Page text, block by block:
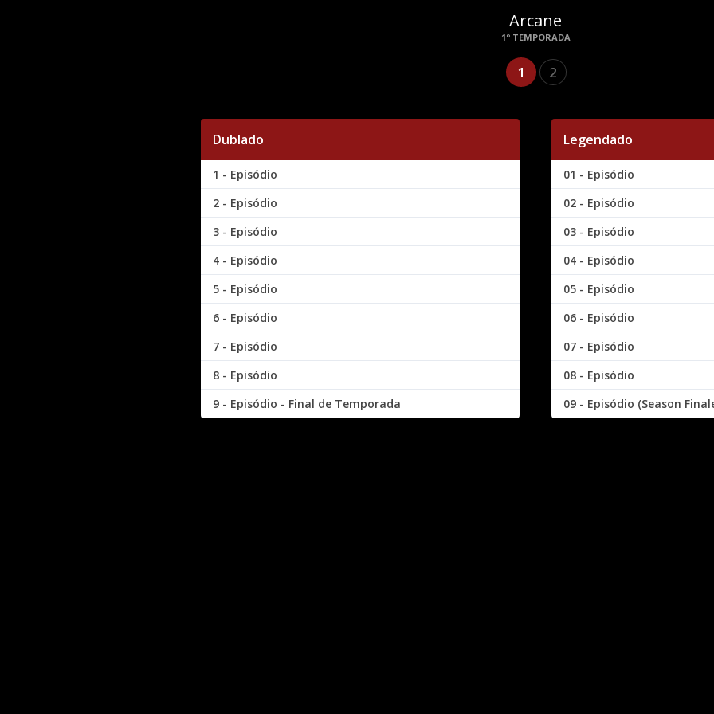
Arcane
1º TEMPORADA
1 2
Dublado
1 - Episódio
2 - Episódio
3 - Episódio
4 - Episódio
5 - Episódio
6 - Episódio
7 - Episódio
8 - Episódio
9 - Episódio - Final de Temporada
Legendado
01 - Episódio
02 - Episódio
03 - Episódio
04 - Episódio
05 - Episódio
06 - Episódio
07 - Episódio
08 - Episódio
09 - Episódio (Season